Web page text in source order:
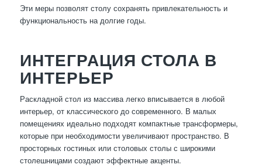
Эти меры позволят столу сохранять привлекательность и
функциональность на долгие годы.
ИНТЕГРАЦИЯ СТОЛА В
ИНТЕРЬЕР
Раскладной стол из массива легко вписывается в любой
интерьер, от классического до современного. В малых
помещениях идеально подходят компактные трансформеры,
которые при необходимости увеличивают пространство. В
просторных гостиных или столовых столы с широкими
столешницами создают эффектные акценты.